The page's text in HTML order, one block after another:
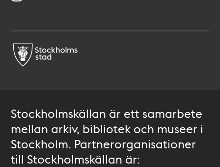
Stockholmskällan är ett samarbete
mellan arkiv, bibliotek och museer i
Stockholm. Partnerorganisationer
till Stockholmskällan är: